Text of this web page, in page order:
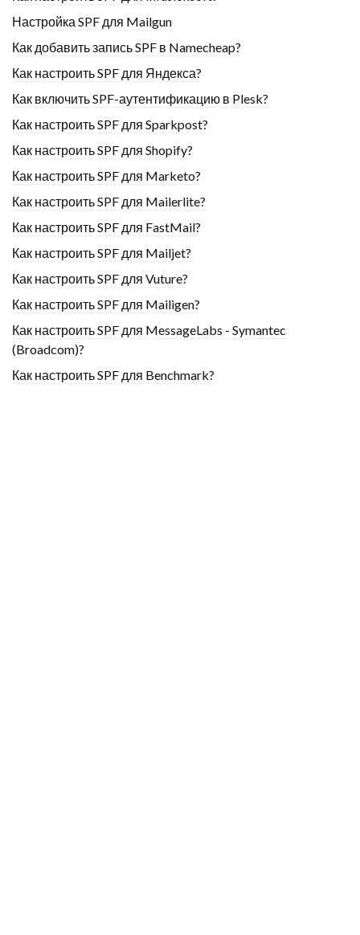
Настройка SPF для Mailgun
Как добавить запись SPF в Namecheap?
Как настроить SPF для Яндекса?
Как включить SPF-аутентификацию в Plesk?
Как настроить SPF для Sparkpost?
Как настроить SPF для Shopify?
Как настроить SPF для Marketo?
Как настроить SPF для Mailerlite?
Как настроить SPF для FastMail?
Как настроить SPF для Mailjet?
Как настроить SPF для Vuture?
Как настроить SPF для Mailigen?
Как настроить SPF для MessageLabs - Symantec
(Broadcom)?
Как настроить SPF для Benchmark?